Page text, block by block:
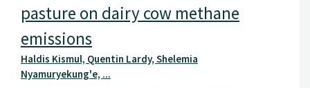
pasture on dairy cow methane
emissions
Haldis Kismul, Quentin Lardy, Shelemia
Nyamuryekung'e, ...